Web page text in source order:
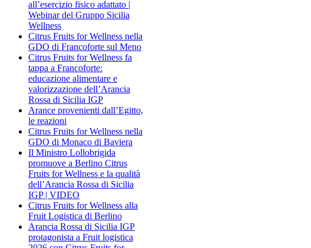
all’esercizio fisico adattato |
Webinar del Gruppo Sicilia
Wellness
Citrus Fruits for Wellness nella
GDO di Francoforte sul Meno
Citrus Fruits for Wellness fa
tappa a Francoforte:
educazione alimentare e
valorizzazione dell’Arancia
Rossa di Sicilia IGP
Arance provenienti dall’Egitto,
le reazioni
Citrus Fruits for Wellness nella
GDO di Monaco di Baviera
Il Ministro Lollobrigida
promuove a Berlino Citrus
Fruits for Wellness e la qualità
dell’Arancia Rossa di Sicilia
IGP | VIDEO
Citrus Fruits for Wellness alla
Fruit Logistica di Berlino
Arancia Rossa di Sicilia IGP
protagonista a Fruit logistica